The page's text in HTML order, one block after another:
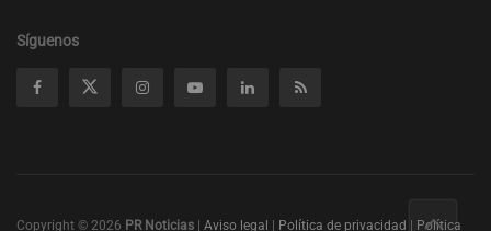
Síguenos
Copyright © 2026 PR Noticias | Aviso legal | Política de privacidad | Política